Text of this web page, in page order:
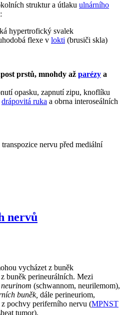
struktur a útlaku ulnárního
hypertrofický svalek
flexe v lokti (brusiči skla)
prstů, mnohdy až parézy a
opasku, zapnutí zipu, knoflíku
drápovitá ruka a obrna interoseálních
nervu před mediální
nervů
vycházet z buněk
buněk perineurálních. Mezi
neurinom (schwannom, neurilemom),
buněk, dále perineuriom,
pochvy periferního nervu (MPNST
tumor).